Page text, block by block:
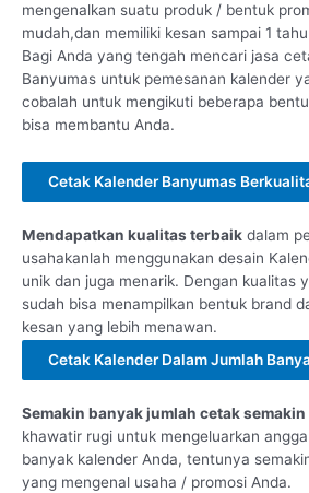
mengenalkan suatu produk / bentuk
mudah,dan memiliki kesan sampai 1
Bagi Anda yang tengah mencari jasa
Banyumas untuk pemesanan kalender
cobalah untuk mengikuti beberapa
bisa membantu Anda.
Cetak Kalender Banyumas
Mendapatkan kualitas terbaik dalam
usahakanlah menggunakan desain
unik dan juga menarik. Dengan kualitas
sudah bisa menampilkan bentuk brand
kesan yang lebih menawan.
Cetak Kalender Dalam Jumlah
Semakin banyak jumlah cetak semakin
khawatir rugi untuk mengeluarkan
banyak kalender Anda, tentunya
yang mengenal usaha / promosi Anda.